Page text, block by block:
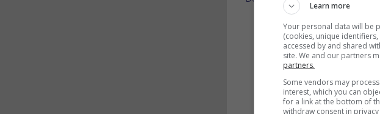
Dogman
It. 2018. Dramede
Pesce,Alida Baldari
moyen radical pour
Durée: 103 min.
Learn more
Your personal data will be
(cookies, unique
accessed by and shared
site. We and our partners
partners.
Some vendors may
interest, which you can
for a link at the bottom of
withdraw consent in